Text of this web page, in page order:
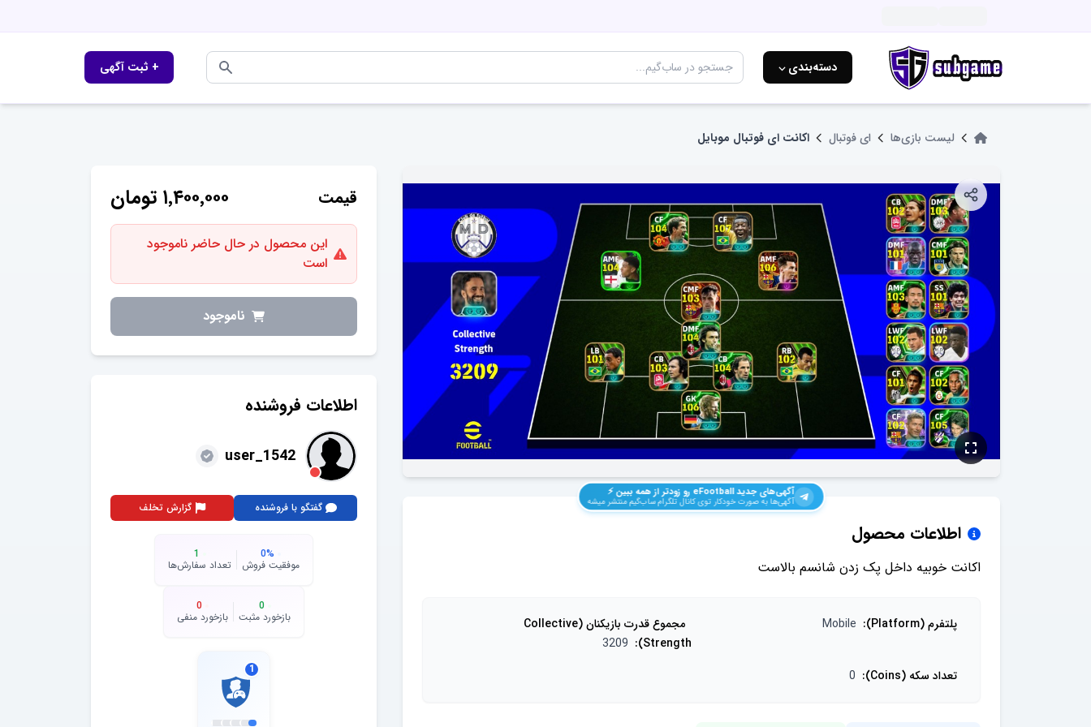
دسته‌بندی ⌵ + ثبت آگهی
لیست بازی‌ها ای فوتبال اکانت ای فوتبال موبایل
آگهی‌های جدیدeFootball رو زودتر از همه ببین ⚡️
آگهی‌ها به صورت خودکار توی کانال تلگرام ساب‌گیم منتشر میشه
اطلاعات محصول
اکانت خوبیه داخل پک زدن شانسم بالاست
پلتفرم (Platform) :
Mobile
مجموع قدرت بازیکنان (Collective
Strength)
:
3209
تعداد سکه (Coins)
:
0
قیمت ۱٬۴۰۰٬۰۰۰ تومان
این محصول در حال حاضر ناموجود
است
ناموجود
اطلاعات فروشنده
user_1542
گفتگو با فروشنده گزارش تخلف
0%
موفقیت فروش
1
تعداد سفارش‌ها
0
بازخورد مثبت
0
بازخورد منفی
1